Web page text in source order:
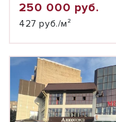
250 000 руб.
427 руб./м²